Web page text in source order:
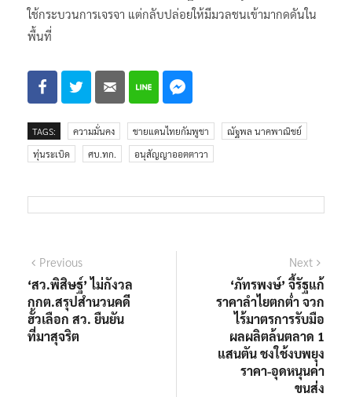
ใช้กระบวนการเจรจา แต่กลับปล่อยให้มีมวลชนเข้ามากดดันใน
พื้นที่
TAGS: ความมั่นคง ชายแดนไทยกัมพูชา
ณัฐพล นาคพาณิชย์
ทุ่นระเบิด
ศบ.ทก. อนุสัญญาออตตาวา
แนะแนว
เรื่อง
Previous
post:
‘สว.พิสิษฐ์’ ไม่กังวล
กกต.สรุปสำนวนคดี
ฮั้วเลือก สว. ยืนยัน
ที่มาสุจริต
Next
post:
‘ภัทรพงษ์’ จี้รัฐแก้
ราคาลำไยตกต่ำ จวก
ไร้มาตรการรับมือ
ผลผลิตล้นตลาด 1
แสนตัน ชงใช้งบพยุง
ราคา-อุดหนุนค่า
ขนส่ง